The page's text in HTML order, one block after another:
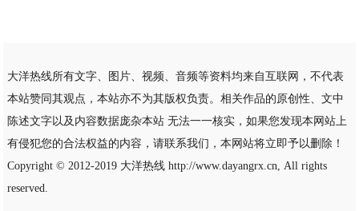
大洋热线所有文字、图片、视频、音频等资料均来自互联网，不代表
本站赞同其观点，本站亦不为其版权负责。相关作品的原创性、文中
陈述文字以及内容数据庞杂本站 无法一一核实，如果您发现本网站上
有侵犯您的合法权益的内容，请联系我们，本网站将立即予以删除！
Copyright © 2012-2019 大洋热线http://www.dayangrx.cn, All rights
reserved.